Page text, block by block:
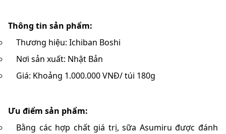
Thông tin sản phẩm:
Thương hiệu: Ichiban Boshi
Nơi sản xuất: Nhật Bản
Giá: Khoảng 1.000.000 VNĐ/ túi 180g
Ưu điểm sản phẩm:
Bằng các hợp chất giá trị, sữa Asumiru được đánh